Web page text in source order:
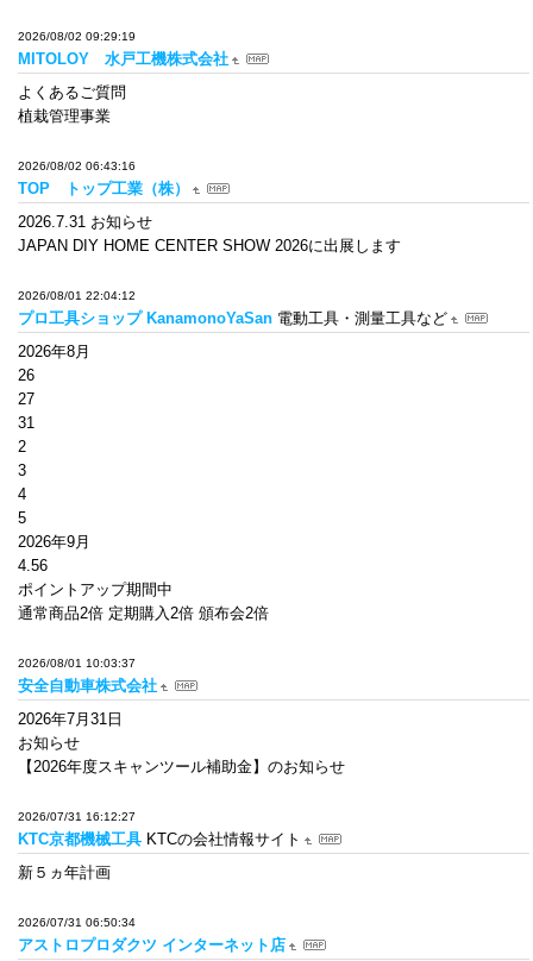
2026/08/02 09:29:19
MITOLOY 水戸工機株式会社
よくあるご質問
植栽管理事業
2026/08/02 06:43:16
TOP トップ工業（株）
2026.7.31 お知らせ
JAPAN DIY HOME CENTER SHOW 2026に出展します
2026/08/01 22:04:12
プロ工具ショップ KanamonoYaSan 電動工具・測量工具など
2026年8月
26
27
31
2
3
4
5
2026年9月
4.56
ポイントアップ期間中
通常商品2倍 定期購入2倍 頒布会2倍
2026/08/01 10:03:37
安全自動車株式会社
2026年7月31日
お知らせ
【2026年度スキャンツール補助金】のお知らせ
2026/07/31 16:12:27
KTC京都機械工具 KTCの会社情報サイト
新５ヵ年計画
2026/07/31 06:50:34
アストロプロダクツ インターネット店